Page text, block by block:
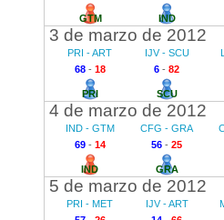
GTM IND
3 de marzo de 2012
PRI - ART
68- 18
PRI
IJV - SCU
6 - 82
SCU
4 de marzo de 2012
IND - GTM
69- 14
IND
CFG - GRA
56 - 25
GRA
5 de marzo de 2012
PRI - MET
IJV - ART